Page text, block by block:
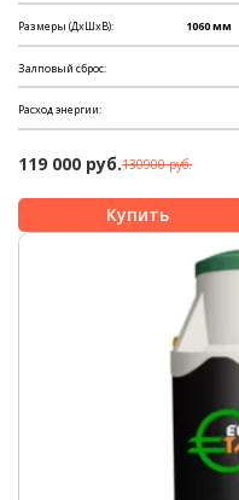
Размеры (ДхШхВ): 1060 мм
Залповый сброс:
Расход энергии:
119 000 руб.130900 руб.